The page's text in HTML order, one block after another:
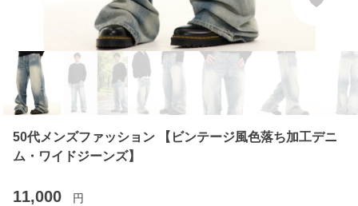
50代メンズファッション 【ビンテージ風色落ち加工デニ
ム・ワイドジーンズ】
11,000 円